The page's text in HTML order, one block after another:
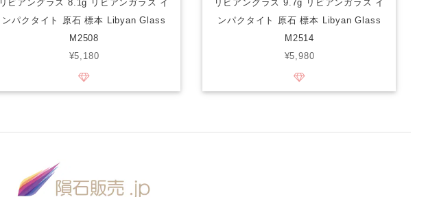
リビアングラス 8.1g リビアンガラス イ
ンパクタイト 原石 標本 Libyan Glass
M2508
¥5,180
リビアングラス 9.7g リビアンガラス イ
ンパクタイト 原石 標本 Libyan Glass
M2514
¥5,980